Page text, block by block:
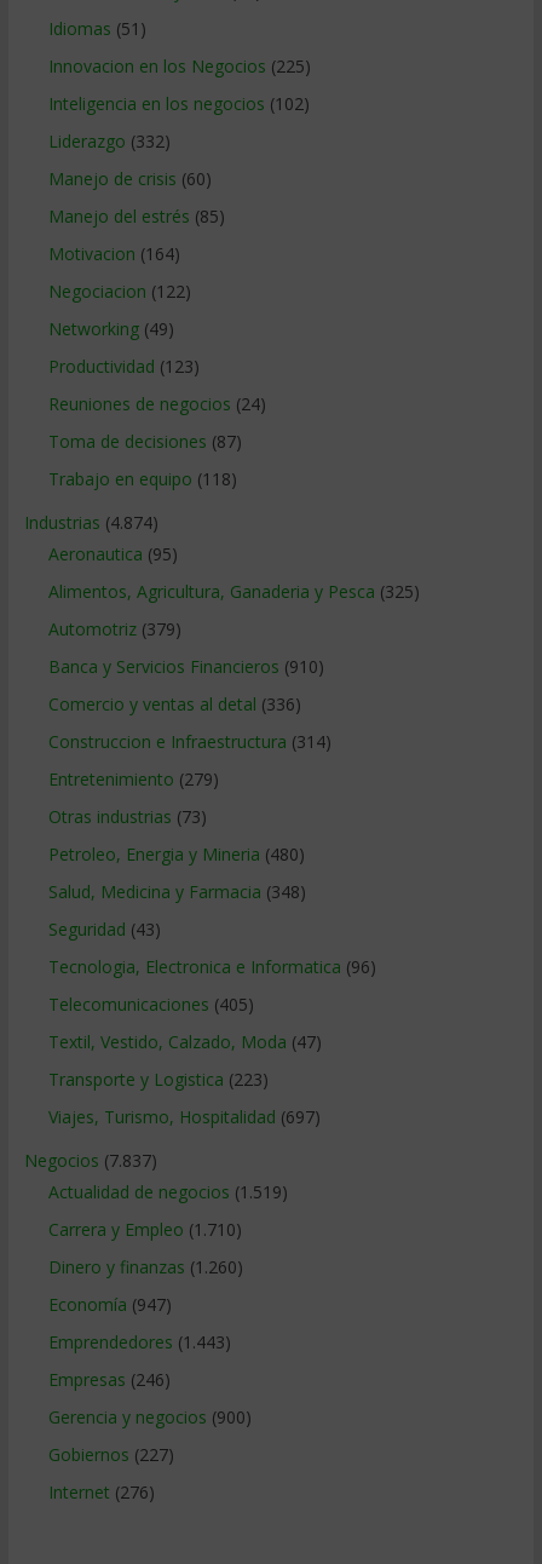
Idiomas (51)
Innovacion en los Negocios (225)
Inteligencia en los negocios (102)
Liderazgo (332)
Manejo de crisis (60)
Manejo del estrés (85)
Motivacion (164)
Negociacion (122)
Networking(49)
Productividad (123)
Reuniones de negocios (24)
Toma de decisiones (87)
Trabajo en equipo (118)
Industrias (4.874)
Aeronautica (95)
Alimentos, Agricultura, Ganaderia y Pesca (325)
Automotriz(379)
Banca y Servicios Financieros (910)
Comercio y ventas al detal (336)
Construccion e Infraestructura (314)
Entretenimiento (279)
Otras industrias (73)
Petroleo, Energia y Mineria (480)
Salud, Medicina y Farmacia (348)
Seguridad (43)
Tecnologia, Electronica e Informatica (96)
Telecomunicaciones (405)
Textil, Vestido, Calzado, Moda (47)
Transporte y Logistica (223)
Viajes, Turismo, Hospitalidad (697)
Negocios (7.837)
Actualidad de negocios (1.519)
Carrera y Empleo (1.710)
Dinero y finanzas (1.260)
Economía (947)
Emprendedores (1.443)
Empresas (246)
Gerencia y negocios (900)
Gobiernos (227)
Internet (276)